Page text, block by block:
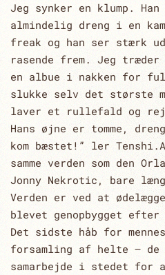
Jeg synker en klump.
almindelig dreng i en
freak og han ser stærk
rasende frem. Jeg
en albue i nakken for
slukke selv det største
laver et rullefald og
Hans øjne er tomme,
kom bæstet!” ler
samme verden som den
Jonny Nekrotic, bare
Verden er ved at
blevet genopbygget efter
Det sidste håb for
forsamling af helte –
samarbejde i stedet for